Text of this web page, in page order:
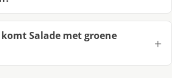
Salade met groene